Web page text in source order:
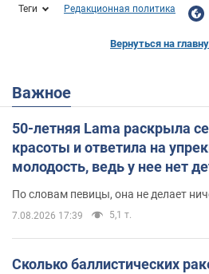
Теги Редакционная политика
Вернуться на
Важное
50-летняя Lama раскрыла
красоты и ответила на
молодость, ведь у нее нет
По словам певицы, она не делает
7.08.2026 17:39 5,1 т.
Сколько баллистических